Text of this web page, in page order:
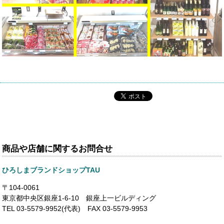
商品や店舗に関するお問合せ
ひろしまブランドショップTAU
〒104-0061
東京都中央区銀座1-6-10 銀座上一ビルディング
TEL 03-5579-9952(代表) FAX 03-5579-9953